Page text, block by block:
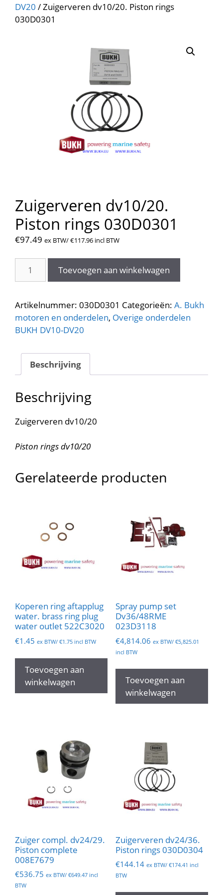
DV20 / Zuigerveren dv10/20. Piston rings
030D0301
Zuigerveren dv10/20.
Piston rings 030D0301
€97.49 ex BTW/€117.96 incl BTW
dv10/20.
rings
030D0301
aantal
Toevoegen aan winkelwagen
Artikelnummer: 030D0301 Categorieën: A. Bukh
motoren en onderdelen, Overige onderdelen
BUKH DV10-DV20
Beschrijving
Beschrijving
Zuigerveren dv10/20
Piston rings dv10/20
Gerelateerde producten
Koperen ring aftapplug
water. brass ring plug
water outlet 522C3020
€1.45 ex BTW/ €1.75 incl BTW
Toevoegen aan
winkelwagen
Spray pump set
Dv36/48RME
023D3118
€4,814.06 ex BTW/ €5,825.01
incl BTW
Toevoegen aan
winkelwagen
Zuiger compl. dv24/29.
Piston complete
008E7679
€536.75 ex BTW/ €649.47 incl
BTW
Zuigerveren dv24/36.
Piston rings 030D0304
€144.14 ex BTW/ €174.41 incl
BTW